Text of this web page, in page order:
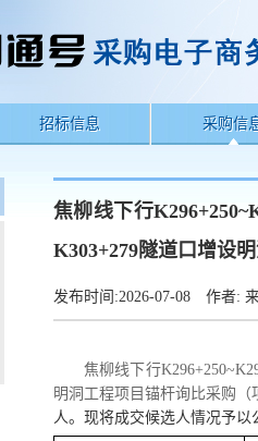
招标信息 采购信
焦柳线下行
K303+279隧道口增设
发布时间:2026-07-08 作者:
焦柳线下行
明洞工程项目锚杆询比采购
人。现将成交候选人情况予以